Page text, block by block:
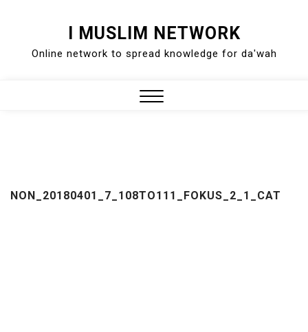
content
I MUSLIM NETWORK
Online network to spread knowledge for da'wah
NON_20180401_7_108TO111_FOKUS_2_1_CAT